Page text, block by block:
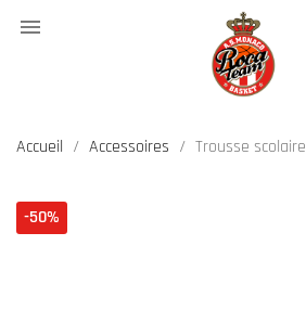

Accueil Accessoires Trousse scolaire
-50%